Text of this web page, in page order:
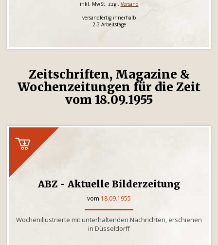
inkl. MwSt. zzgl. Versand
versandfertig innerhalb
2-3 Arbeitstage
Zeitschriften, Magazine &
Wochenzeitungen für die Zeit
vom 18.09.1955
ABZ - Aktuelle Bilderzeitung
vom 18.09.1955
Wochenillustrierte mit unterhaltenden Nachrichten, erschienen
in Düsseldorff